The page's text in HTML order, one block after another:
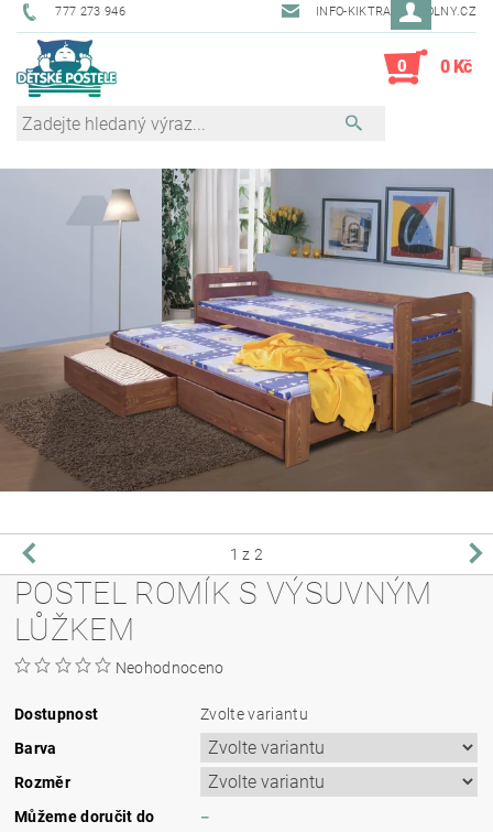
777 273 946 INFO-KIKTRADE@VOLNY.CZ
0 0 Kč
1 z 2
POSTEL ROMÍK S VÝSUVNÝM
LŮŽKEM
Neohodnoceno
Dostupnost
Zvolte variantu
Barva
Rozměr
Můžeme doručit do
–